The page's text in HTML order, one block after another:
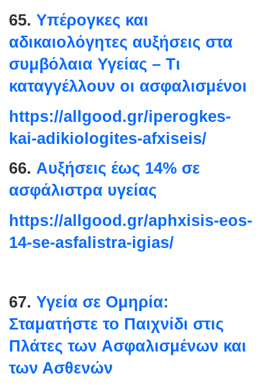
65. Υπέρογκες και
αδικαιολόγητες αυξήσεις στα
συμβόλαια Υγείας – Τι
καταγγέλλουν οι ασφαλισμένοι
https://allgood.gr/iperogkes-
kai-adikiologites-afxiseis/
66. Αυξήσεις έως 14% σε
ασφάλιστρα υγείας
https://allgood.gr/aphxisis-eos-
14-se-asfalistra-igias/
67. Υγεία σε Ομηρία:
Σταματήστε το Παιχνίδι στις
Πλάτες των Aσφαλισμένων και
των Ασθενών